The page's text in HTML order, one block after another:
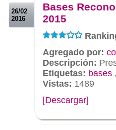
26/02
2016
Bases
2015
Agregado por:
Descripción:
Etiquetas: bases ,
Vistas: 1489
[Descargar]